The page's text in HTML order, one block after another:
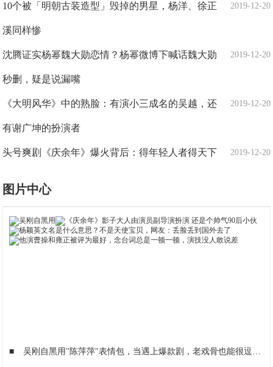
2019-12-20
10个被「明朝古装造型」毁掉的男星，杨洋、徐正
溪同样惨
2019-12-20
沈腾证实杨幂魏大勋恋情？杨幂微博下喊话魏大勋
秒删，疑是说漏嘴
2019-12-20
《大明风华》中的熟脸：有演小三成名的吴越，还
有谢广坤的扮演者
2019-12-20
头号爽剧《庆余年》爆火背后：得年轻人者得天下
图片中心
■ 吴刚自黑用"陈萍萍"表情包，当遇上爆款剧，老戏骨也能很逗比